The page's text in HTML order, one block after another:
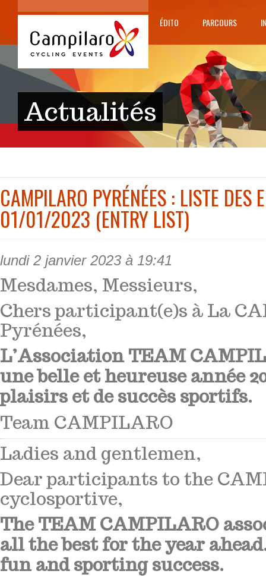
ÉDITO PARCOURS
Actualités
CAMPILARO PYRÉNÉES : LISTE DES
01/01/2023 (ENTRY LIST)
lundi 2 janvier 2023 à 19:41
Mesdames, Messieurs,
Chers participant(e)s à La
Pyrénées,
L’Association TEAM
une belle et heureuse année
plaisirs et de succès sportifs.
Team CAMPILARO
Ladies and gentlemen,
Dear participants to the
cyclosportive,
The TEAM CAMPILARO
all the best for the year
fun and sporting success.